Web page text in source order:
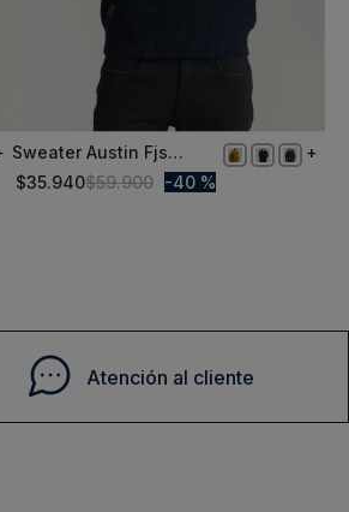
XXL
Sweater Austin Fjs
Indigo
$35.940$59.900 40 %
Atención al cliente